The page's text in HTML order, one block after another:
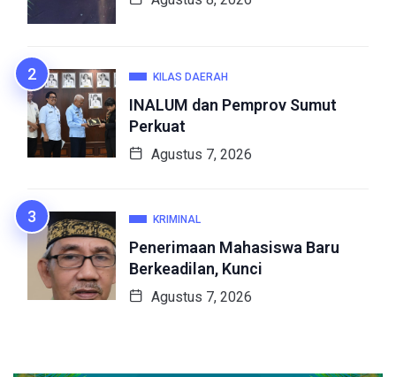
KILAS DAERAH
INALUM dan Pemprov Sumut
Perkuat
Agustus 7, 2026
KRIMINAL
Penerimaan Mahasiswa Baru
Berkeadilan, Kunci
Agustus 7, 2026